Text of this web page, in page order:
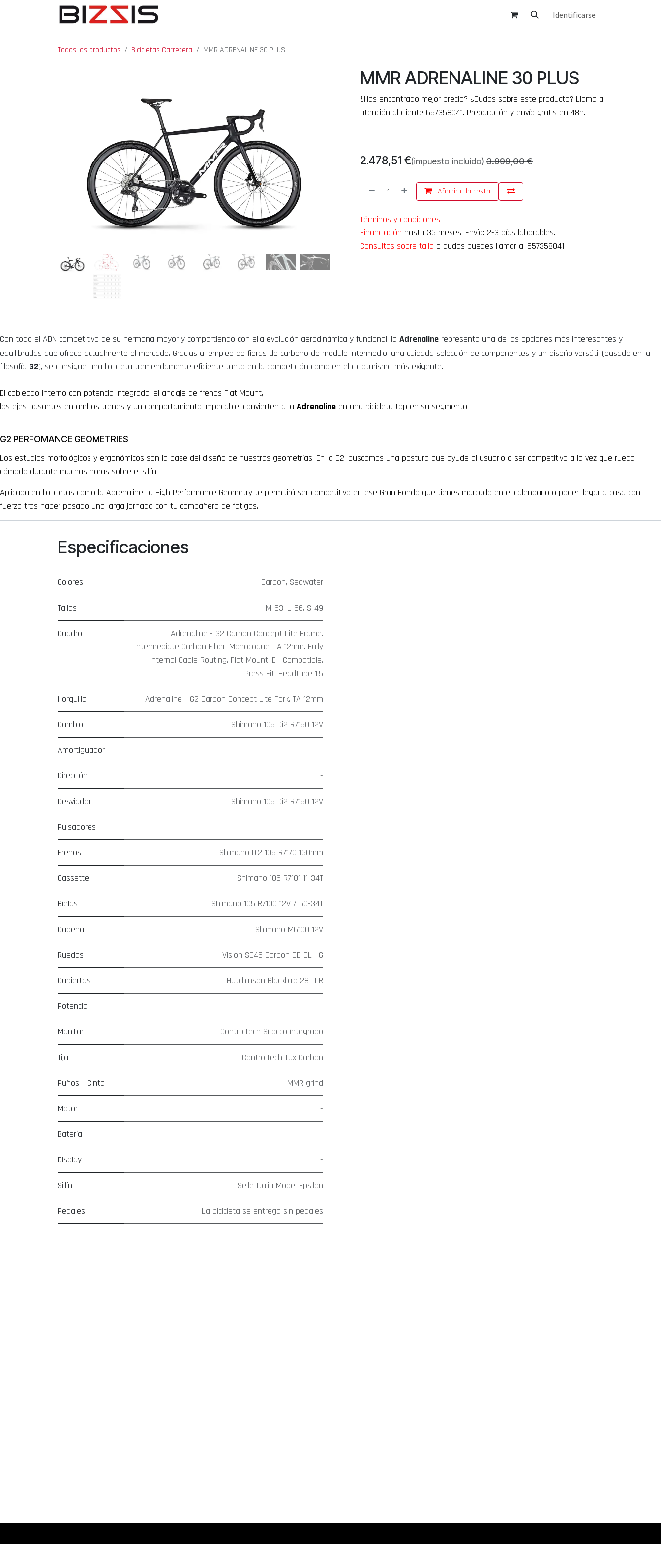
Identificarse
Todos los productos Bicicletas Carretera MMR ADRENALINE 30 PLUS
MMR ADRENALINE 30 PLUS
¿Has encontrado mejor precio? ¿Dudas sobre este producto? Llama a
atención al cliente 657358041. Preparación y envío gratis en 48h.
2.478,51 €(impuesto incluido) 3.999,00€
Añadir a la cesta
Términos y condiciones
Financiación hasta 36 meses. Envío: 2-3 días laborables.
Consultas sobre talla o dudas puedes llamar al 657358041
Con todo el ADN competitivo de su hermana mayor y compartiendo con ella evolución aerodinámica y funcional, la Adrenaline representa una de las opciones más interesantes y
equilibradas que ofrece actualmente el mercado. Gracias al empleo de fibras de carbono de modulo intermedio, una cuidada selección de componentes y un diseño versátil (basado en la
filosofía G2), se consigue una bicicleta tremendamente eficiente tanto en la competición como en el cicloturismo más exigente.
El cableado interno con potencia integrada, el anclaje de frenos Flat Mount,
los ejes pasantes en ambos trenes y un comportamiento impecable, convierten a la Adrenaline en una bicicleta top en su segmento.
G2 PERFOMANCE GEOMETRIES
Los estudios morfológicos y ergonómicos son la base del diseño de nuestras geometrías. En la G2, buscamos una postura que ayude al usuario a ser competitivo a la vez que rueda
cómodo durante muchas horas sobre el sillín.
Aplicada en bicicletas como la Adrenaline, la High Performance Geometry te permitirá ser competitivo en ese Gran Fondo que tienes marcado en el calendario o poder llegar a casa con
fuerza tras haber pasado una larga jornada con tu compañera de fatigas.
Especificaciones
Colores Carbon, Seawater
Tallas M-53, L-56, S-49
Cuadro
Adrenaline - G2 Carbon Concept Lite Frame.
Intermediate Carbon Fiber. Monocoque. TA 12mm. Fully
Internal Cable Routing. Flat Mount. E+ Compatible.
Press Fit. Headtube 1.5
Horquilla Adrenaline - G2 Carbon Concept Lite Fork. TA 12mm
Cambio Shimano 105 Di2 R7150 12V
Amortiguador -
Dirección -
Desviador Shimano 105 Di2 R7150 12V
Pulsadores -
Frenos Shimano Di2 105 R7170 160mm
Cassette Shimano 105 R7101 11-34T
Bielas Shimano 105 R7100 12V / 50-34T
Cadena Shimano M6100 12V
Ruedas Vision SC45 Carbon DB CL HG
Cubiertas Hutchinson Blackbird 28 TLR
Potencia -
Manillar ControlTech Sirocco integrado
Tija ControlTech Tux Carbon
Puños - Cinta MMR grind
Motor -
Batería -
Display -
Sillín Selle Italia Model Epsilon
Pedales La bicicleta se entrega sin pedales